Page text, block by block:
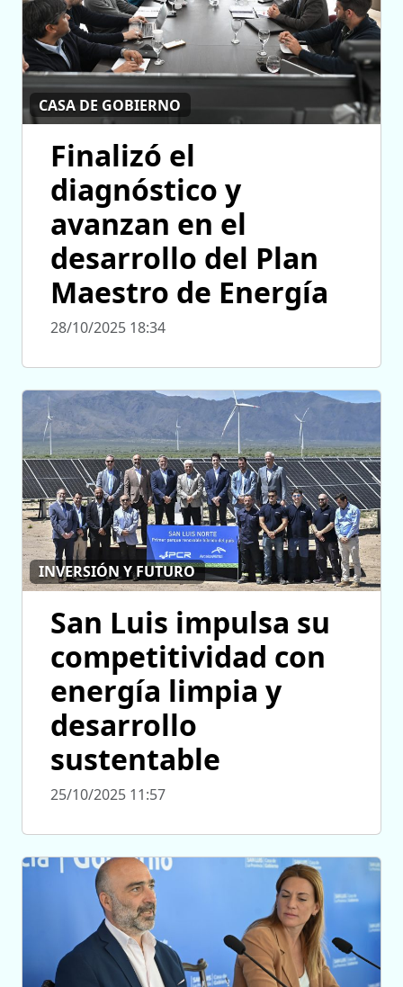
CASA DE GOBIERNO
Finalizó el
diagnóstico y
avanzan en el
desarrollo del Plan
Maestro de Energía
28/10/2025 18:34
INVERSIÓN Y FUTURO
San Luis impulsa su
competitividad con
energía limpia y
desarrollo
sustentable
25/10/2025 11:57